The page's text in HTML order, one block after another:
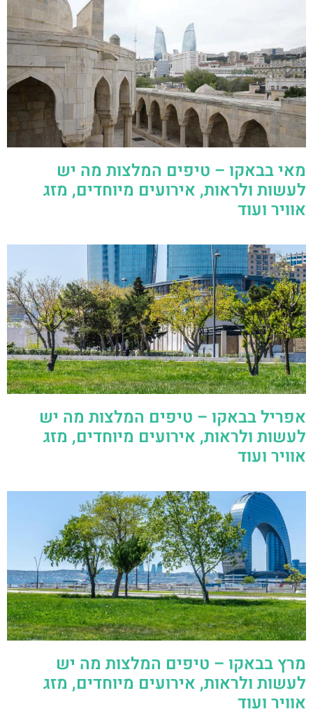
מאי בבאקו – טיפים המלצות מה יש
לעשות ולראות, אירועים מיוחדים, מזג
אוויר ועוד
אפריל בבאקו – טיפים המלצות מה יש
לעשות ולראות, אירועים מיוחדים, מזג
אוויר ועוד
מרץ בבאקו – טיפים המלצות מה יש
לעשות ולראות, אירועים מיוחדים, מזג
אוויר ועוד